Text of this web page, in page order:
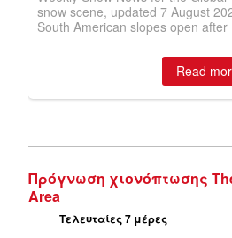
Πρόγνωση χιονόπτωσης
Area
Τελευταίες 7 μέρες